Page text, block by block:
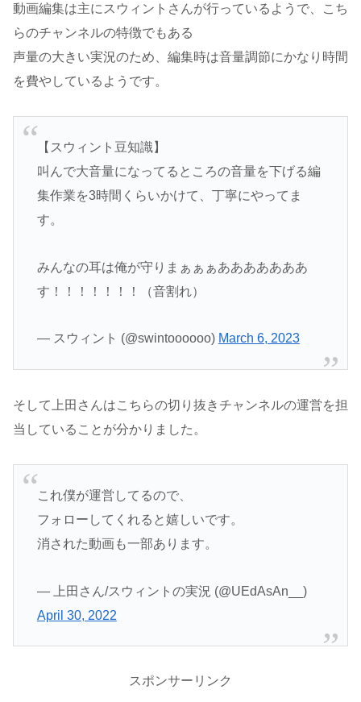
動画編集は主にスウィントさんが行っているようで、こち
らのチャンネルの特徴でもある
声量の大きい実況のため、編集時は音量調節にかなり時間
を費やしているようです。
【スウィント豆知識】
叫んで大音量になってるところの音量を下げる編
集作業を3時間くらいかけて、丁寧にやってま
す。
みんなの耳は俺が守りまぁぁぁあああああああ
す！！！！！！！（音割れ）
— スウィント (@swintoooooo) March 6, 2023
そして上田さんはこちらの切り抜きチャンネルの運営を担
当していることが分かりました。
これ僕が運営してるので、
フォローしてくれると嬉しいです。
消された動画も一部あります。
— 上田さん/スウィントの実況 (@UEdAsAn__)
April 30, 2022
スポンサーリンク